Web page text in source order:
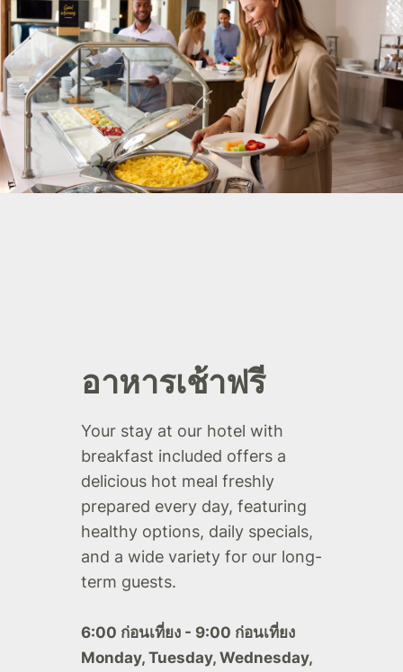
อาหารเช้าฟรี
Your stay at our hotel with
breakfast included offers a
delicious hot meal freshly
prepared every day, featuring
healthy options, daily specials,
and a wide variety for our long-
term guests.
6:00 ก่อนเที่ยง - 9:00 ก่อนเที่ยง
Monday, Tuesday, Wednesday,